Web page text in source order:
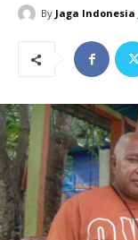
By Jaga Indonesia